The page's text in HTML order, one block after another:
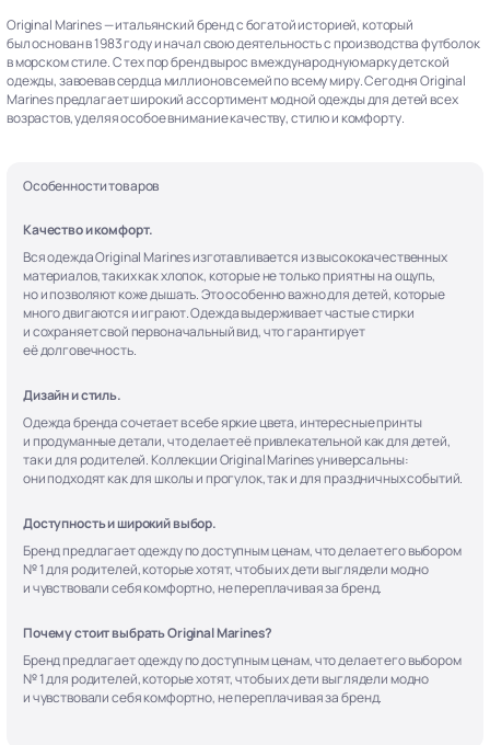
Original Marines — итальянский бренд с богатой историей, который
был основан в 1983 году и начал свою деятельность с производства футболок
в морском стиле. С тех пор бренд вырос в международную марку детской
одежды, завоевав сердца миллионов семей по всему миру. Сегодня Original
Marines предлагает широкий ассортимент модной одежды для детей всех
возрастов, уделяя особое внимание качеству, стилю и комфорту.
Особенности товаров
Качество и комфорт.
Вся одежда Original Marines изготавливается из высококачественных
материалов, таких как хлопок, которые не только приятны на ощупь,
но и позволяют коже дышать. Это особенно важно для детей, которые
много двигаются и играют. Одежда выдерживает частые стирки
и сохраняет свой первоначальный вид, что гарантирует
её долговечность.
Дизайн и стиль.
Одежда бренда сочетает в себе яркие цвета, интересные принты
и продуманные детали, что делает её привлекательной как для детей,
так и для родителей. Коллекции Original Marines универсальны:
они подходят как для школы и прогулок, так и для праздничных событий.
Доступность и широкий выбор.
Бренд предлагает одежду по доступным ценам, что делает его выбором
№ 1 для родителей, которые хотят, чтобы их дети выглядели модно
и чувствовали себя комфортно, не переплачивая за бренд.
Почему стоит выбрать Original Marines?
Бренд предлагает одежду по доступным ценам, что делает его выбором
№ 1 для родителей, которые хотят, чтобы их дети выглядели модно
и чувствовали себя комфортно, не переплачивая за бренд.